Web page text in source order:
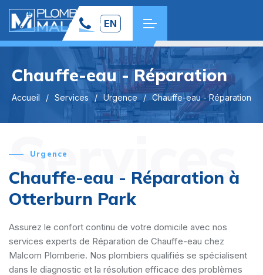
EN
Chauffe-eau - Réparation
Accueil Services Urgence Chauffe-eau - Réparation
Services
Urgence
Chauffe-eau - Réparation à
Otterburn Park
Assurez le confort continu de votre domicile avec nos
services experts de Réparation de Chauffe-eau chez
Malcom Plomberie. Nos plombiers qualifiés se spécialisent
dans le diagnostic et la résolution efficace des problèmes